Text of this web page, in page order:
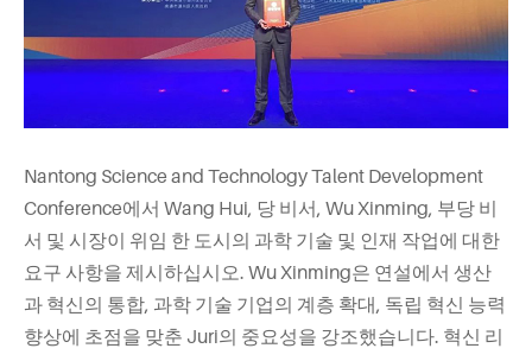
Nantong Science and Technology Talent Development
Conference에서 Wang Hui, 당 비서, Wu Xinming, 부당 비
서 및 시장이 위임 한 도시의 과학 기술 및 인재 작업에 대한
요구 사항을 제시하십시오. Wu Xinming은 연설에서 생산
과 혁신의 통합, 과학 기술 기업의 계층 확대, 독립 혁신 능력
향상에 초점을 맞춘 Juri의 중요성을 강조했습니다. 혁신 리